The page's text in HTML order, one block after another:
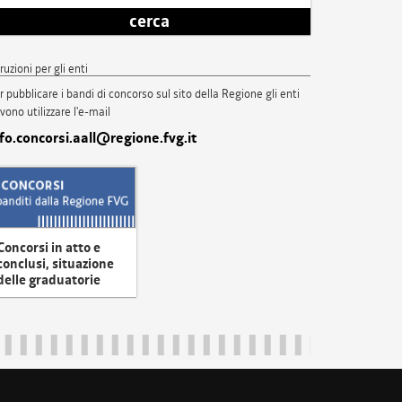
cerca
per gli enti
pubblicare i bandi di concorso sul sito della Regione gli enti
utilizzare l'e-mail
in atto e
situazione
graduatorie